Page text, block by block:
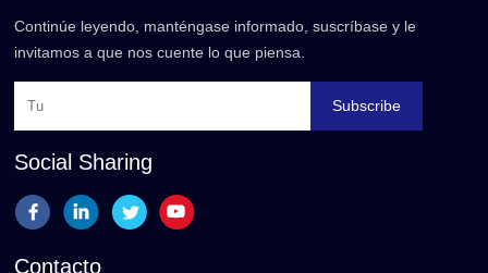
Continúe leyendo, manténgase informado, suscríbase y le
invitamos a que nos cuente lo que piensa.
Subscribe
Social Sharing
Contacto